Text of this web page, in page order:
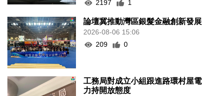
2197
1
論壇冀推動灣區銀髮金融創新發展
2026-08-06 15:06
209
0
工務局對成立小組跟進路環村屋電
力持開放態度